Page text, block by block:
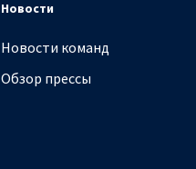
Новости
Новости команд
Обзор прессы